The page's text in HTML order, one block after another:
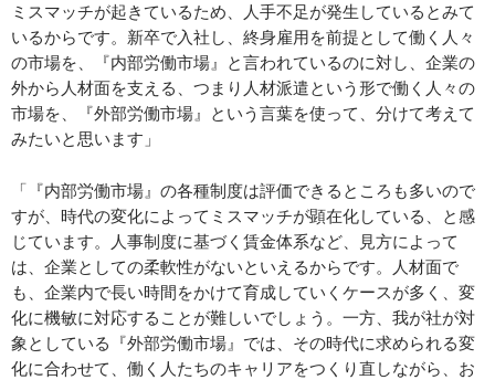
ミスマッチが起きているため、人手不足が発生しているとみて
いるからです。新卒で入社し、終身雇用を前提として働く人々
の市場を、『内部労働市場』と言われているのに対し、企業の
外から人材面を支える、つまり人材派遣という形で働く人々の
市場を、『外部労働市場』という言葉を使って、分けて考えて
みたいと思います」
「『内部労働市場』の各種制度は評価できるところも多いので
すが、時代の変化によってミスマッチが顕在化している、と感
じています。人事制度に基づく賃金体系など、見方によって
は、企業としての柔軟性がないといえるからです。人材面で
も、企業内で長い時間をかけて育成していくケースが多く、変
化に機敏に対応することが難しいでしょう。一方、我が社が対
象としている『外部労働市場』では、その時代に求められる変
化に合わせて、働く人たちのキャリアをつくり直しながら、お